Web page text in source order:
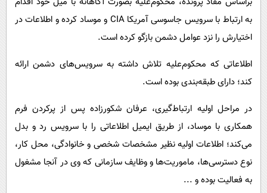
به ارتباط با سرویس‌ جاسوسی آمریکا CIA و موساد کرده و اطلاعات در
اختیارش را نزد عوامل دشمن بازگو کرده است.
اطلاعاتی که محکوم‌علیه تلاش داشته به سرویس‌های دشمن ارائه
کند؛ دارای طبقه‌بندی بوده است.
در مراحل اولیه ارتباط‌گیری، عرفان شکورزاده پس از پرکردن فرم
همکاری با موساد، از طریق ایمیل اطلاعاتی را با سرویس رد و بدل
می‌کند؛ اطلاعات اولیه نظیر مشخصات شخصی و خانوادگی، محل کار،
نوع دسترسی‌ها، ماموریت‌ها و وظایف سازمانی که وی در آنجا مشغول
به فعالیت بوده و ...